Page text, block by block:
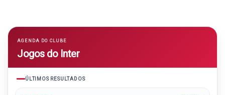
AGENDA DO CLUBE
Jogos do Inter
ÚLTIMOS RESULTADOS